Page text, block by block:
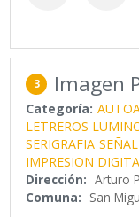
3 Imagen
Categoría:
LETREROS
SERIGRAFIA
IMPRESION
Dirección: Arturo
Comuna: San